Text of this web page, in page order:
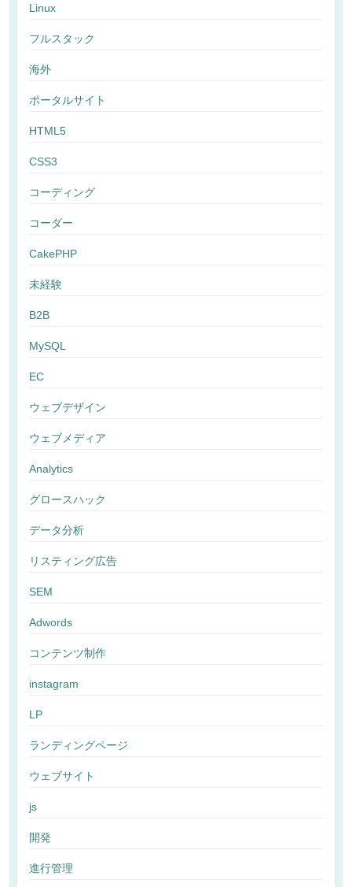
Linux
フルスタック
海外
ポータルサイト
HTML5
CSS3
コーディング
コーダー
CakePHP
未経験
B2B
MySQL
EC
ウェブデザイン
ウェブメディア
Analytics
グロースハック
データ分析
リスティング広告
SEM
Adwords
コンテンツ制作
instagram
LP
ランディングページ
ウェブサイト
js
開発
進行管理